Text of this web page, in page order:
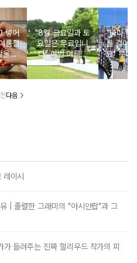
넣어
름철
울토
대로
는 일
"8월 금요일과 토
요일은 무료입니
다" 이번 여름에
무료로 입장 가능
한 의미 있는 여행
"바다 위
를 걸어
요" 무더
만드는
풍경
다음
이시
| 졸렬한 그래미의 "아시안팝"과 그
들려주는 진짜 헐리우드 작가의 피